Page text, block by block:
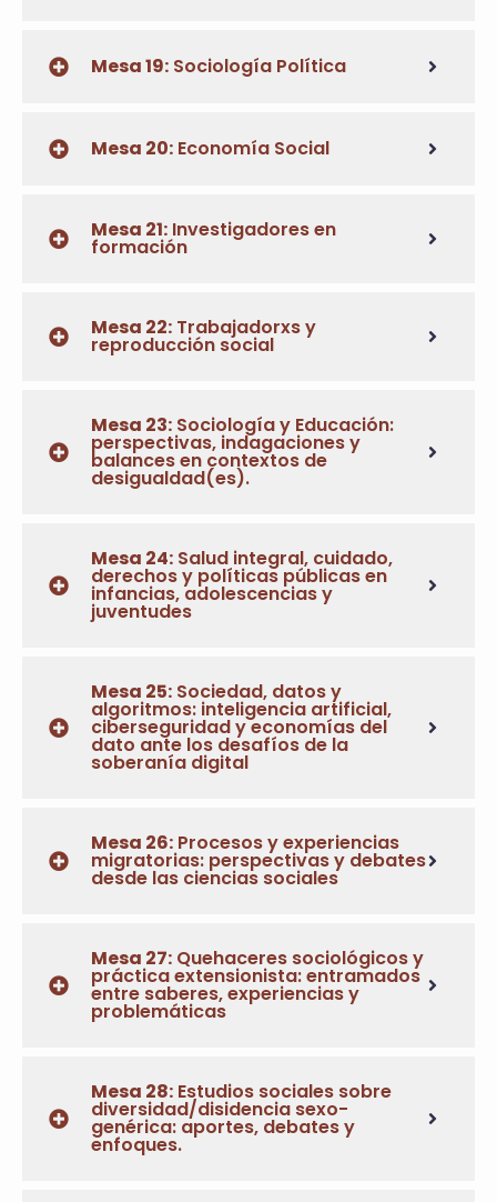
Mesa 19: Sociología Política
Mesa 20: Economía Social
Mesa 21: Investigadores en
formación
Mesa 22: Trabajadorxs y
reproducción social
Mesa 23: Sociología y Educación:
perspectivas, indagaciones y
balances en contextos de
desigualdad(es).
Mesa 24: Salud integral, cuidado,
derechos y políticas públicas en
infancias, adolescencias y
juventudes
Mesa 25: Sociedad, datos y
algoritmos: inteligencia artificial,
ciberseguridad y economías del
dato ante los desafíos de la
soberanía digital
Mesa 26: Procesos y experiencias
migratorias: perspectivas y debates
desde las ciencias sociales
Mesa 27: Quehaceres sociológicos y
práctica extensionista: entramados
entre saberes, experiencias y
problemáticas
Mesa 28: Estudios sociales sobre
diversidad/disidencia sexo-
genérica: aportes, debates y
enfoques.